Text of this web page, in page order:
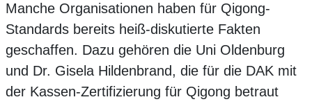
Manche Organisationen haben für Qigong-
Standards bereits heiß-diskutierte Fakten
geschaffen. Dazu gehören die Uni Oldenburg
und Dr. Gisela Hildenbrand, die für die DAK mit
der Kassen-Zertifizierung für Qigong betraut